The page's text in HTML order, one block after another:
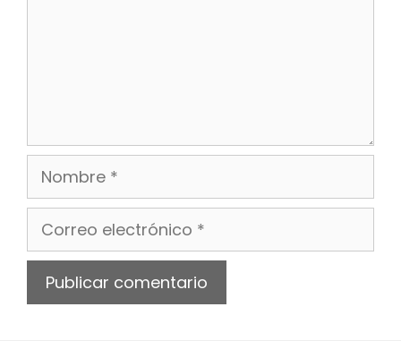
Nombre
Correo
electrónico
Web